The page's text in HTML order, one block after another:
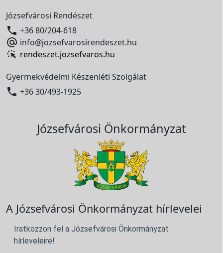
Józsefvárosi Rendészet
 +36 80/204-618
 info@jozsefvarosirendeszet.hu
rendeszet.jozsefvaros.hu
Gyermekvédelmi Készenléti Szolgálat
 +36 30/493-1925
Józsefvárosi Önkormányzat
A Józsefvárosi Önkormányzat hírlevelei
Iratkozzon fel a Józsefvárosi Önkormányzat
hírleveleire!